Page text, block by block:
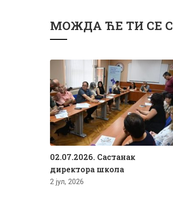
МОЖДА ЋЕ ТИ СЕ
02.07.2026. Састанак
директора школа
2 јул, 2026